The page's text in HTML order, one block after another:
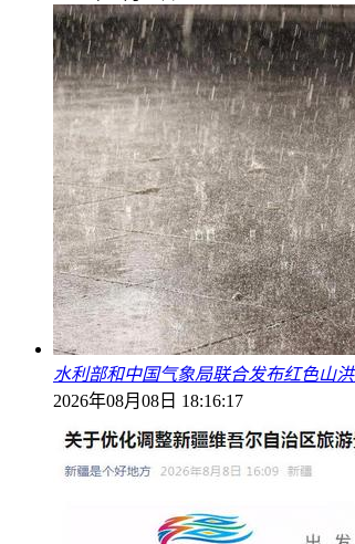
水利部和中国气象局联合发布红色山
2026年08月08日 18:16:17